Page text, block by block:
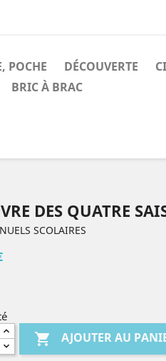
POCHE DÉCOUVERTE
BRIC À BRAC
DES QUATRE
SCOLAIRES
 AJOUTER AU